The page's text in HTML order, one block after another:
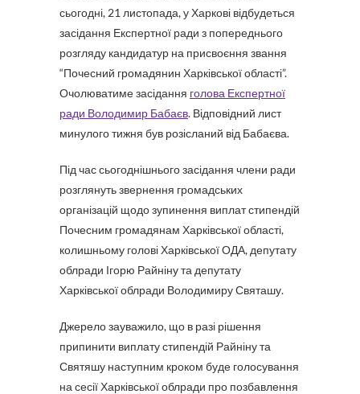
сьогодні, 21 листопада, у Харкові відбудеться
засідання Експертної ради з попереднього
розгляду кандидатур на присвоєння звання
“Почесний громадянин Харківської області”.
Очолюватиме засідання голова Експертної
ради Володимир Бабаєв. Відповідний лист
минулого тижня був розісланий від Бабаєва.
Під час сьогоднішнього засідання члени ради
розглянуть звернення громадських
організацій щодо зупинення виплат стипендій
Почесним громадянам Харківської області,
колишньому голові Харківської ОДА, депутату
облради Ігорю Райніну та депутату
Харківської облради Володимиру Святашу.
Джерело зауважило, що в разі рішення
припинити виплату стипендій Райніну та
Святяшу наступним кроком буде голосування
на сесії Харківської облради про позбавлення